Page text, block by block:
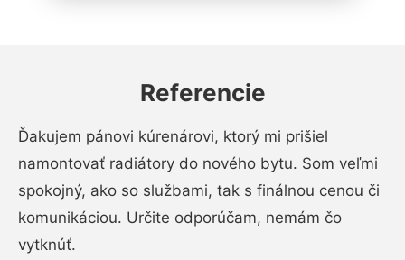
Referencie
Ďakujem pánovi kúrenárovi, ktorý mi prišiel
namontovať radiátory do nového bytu. Som veľmi
spokojný, ako so službami, tak s finálnou cenou či
komunikáciou. Určite odporúčam, nemám čo
vytknúť.